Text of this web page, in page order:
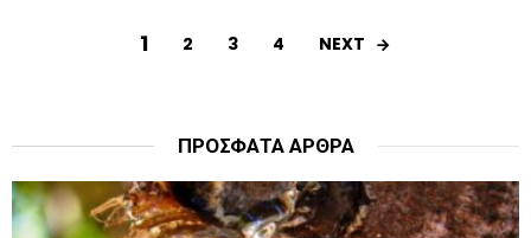
1 2 3 4 NEXT
ΠΡΌΣΦΑΤΑ ΆΡΘΡΑ